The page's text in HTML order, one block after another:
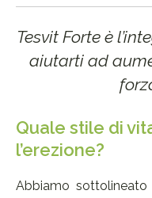
Tesvit Forte è
aiutarti ad
Quale stile di
l’erezione?
Abbiamo